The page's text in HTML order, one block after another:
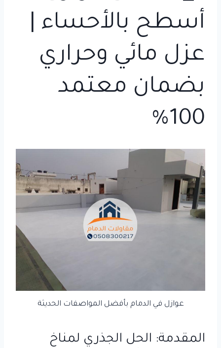
أسطح بالأحساء |
عزل مائي وحراري
بضمان معتمد
100%
عوازل في الدمام بأفضل المواصفات الحديثة
المقدمة: الحل الجذري لمناخ